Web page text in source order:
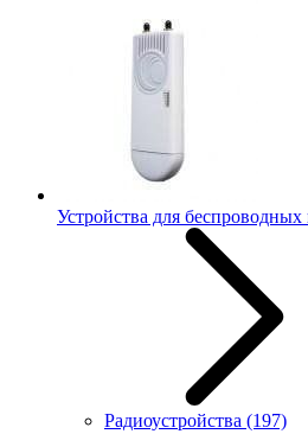
Устройства для беспроводных
Радиоустройства (197)